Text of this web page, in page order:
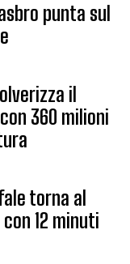
punta sul
il
360 milioni
torna al
12 minuti